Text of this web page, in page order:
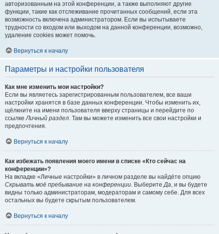
авторизованным на этой конференции, а также выполняют другие
функции, такие как отслеживание прочитанных сообщений, если эта
возможность включена администратором. Если вы испытываете
трудности со входом или выходом на данной конференции, возможно,
удаление cookies может помочь.
Вернуться к началу
Параметры и настройки пользователя
Как мне изменить мои настройки?
Если вы являетесь зарегистрированным пользователем, все ваши
настройки хранятся в базе данных конференции. Чтобы изменить их,
щёлкните на имени пользователя вверху страницы и перейдите по
ссылкеЛичный раздел. Там вы можете изменить все свои настройки и
предпочтения.
Вернуться к началу
Как избежать появления моего имени в списке «Кто сейчас на
конференции»?
На вкладке «Личные настройки» в личном разделе вы найдёте опцию
Скрывать моё пребывание на конференции. ВыберитеДа, и вы будете
видны только администраторам, модераторам и самому себе. Для всех
остальных вы будете скрытым пользователем.
Вернуться к началу